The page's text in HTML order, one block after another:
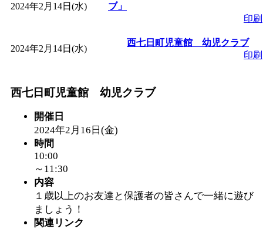
す 」 受付期間：～
「みなづる号乗車体
de 健康づくり」
「皆鶴姫のこびる塾
～」 受付期間：～
「みなづる号乗車体
de 健康づくり」 」 受
2024年2月14日(水)
ブ」
印刷
2024年2月14日(水)
西七日町児童館 幼児クラブ
印刷
西七日町児童館 幼児クラブ
開催日
2024年2月16日(金)
時間
10:00
～11:30
内容
１歳以上のお友達と保護者の皆さんで一緒に遊び
ましょう！
関連リンク